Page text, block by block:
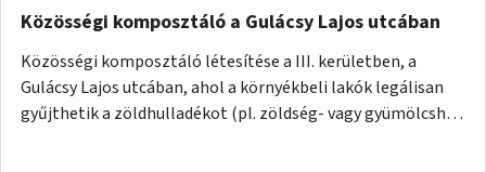
Közösségi komposztáló a Gulácsy Lajos utcában
Közösségi komposztáló létesítése a III. kerületben, a
Gulácsy Lajos utcában, ahol a környékbeli lakók legálisan
gyűjthetik a zöldhulladékot (pl. zöldség- vagy gyümölcshéj,